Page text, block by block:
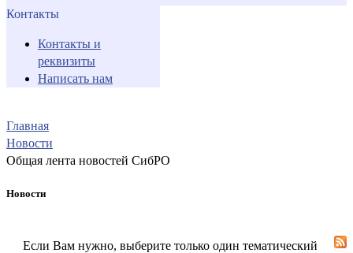
Контакты
Контакты и
реквизиты
Написать нам
Главная
Новости
Общая лента новостей СибРО
Новости
Если Вам нужно, выберите только один тематический